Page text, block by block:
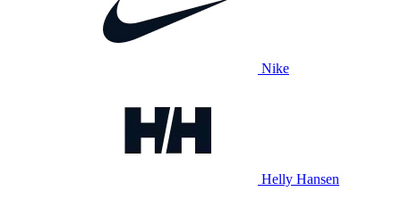
Nike
Helly Hansen